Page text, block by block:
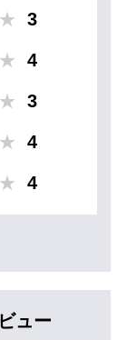
3
4
3
4
4
ュー